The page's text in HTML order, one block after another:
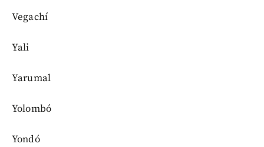
Vegachí
Yali
Yarumal
Yolombó
Yondó